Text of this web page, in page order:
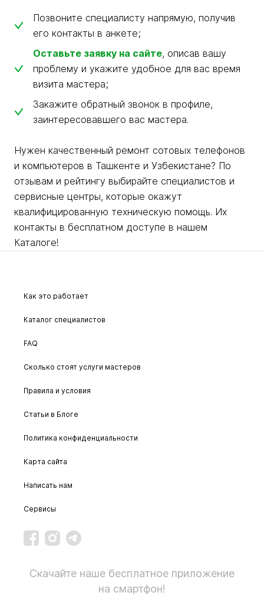
Позвоните специалисту напрямую, получив
его контакты в анкете;
Оставьте заявку на сайте, описав вашу
проблему и укажите удобное для вас время
визита мастера;
Закажите обратный звонок в профиле,
заинтересовавшего вас мастера.
Нужен качественный ремонт сотовых телефонов
и компьютеров в Ташкенте и Узбекистане? По
отзывам и рейтингу выбирайте специалистов и
сервисные центры, которые окажут
квалифицированную техническую помощь. Их
контакты в бесплатном доступе в нашем
Каталоге!
Как это работает
Каталог специалистов
FAQ
Сколько стоят услуги мастеров
Правила и условия
Статьи в Блоге
Политика конфиденциальности
Карта сайта
Написать нам
Сервисы
Скачайте наше бесплатное приложение
на смартфон!